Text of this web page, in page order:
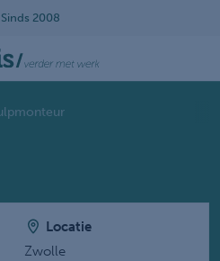
Locatie
Zwolle